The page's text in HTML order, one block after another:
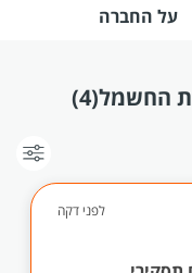
על החברה
החשמל(4)
לפני דקה